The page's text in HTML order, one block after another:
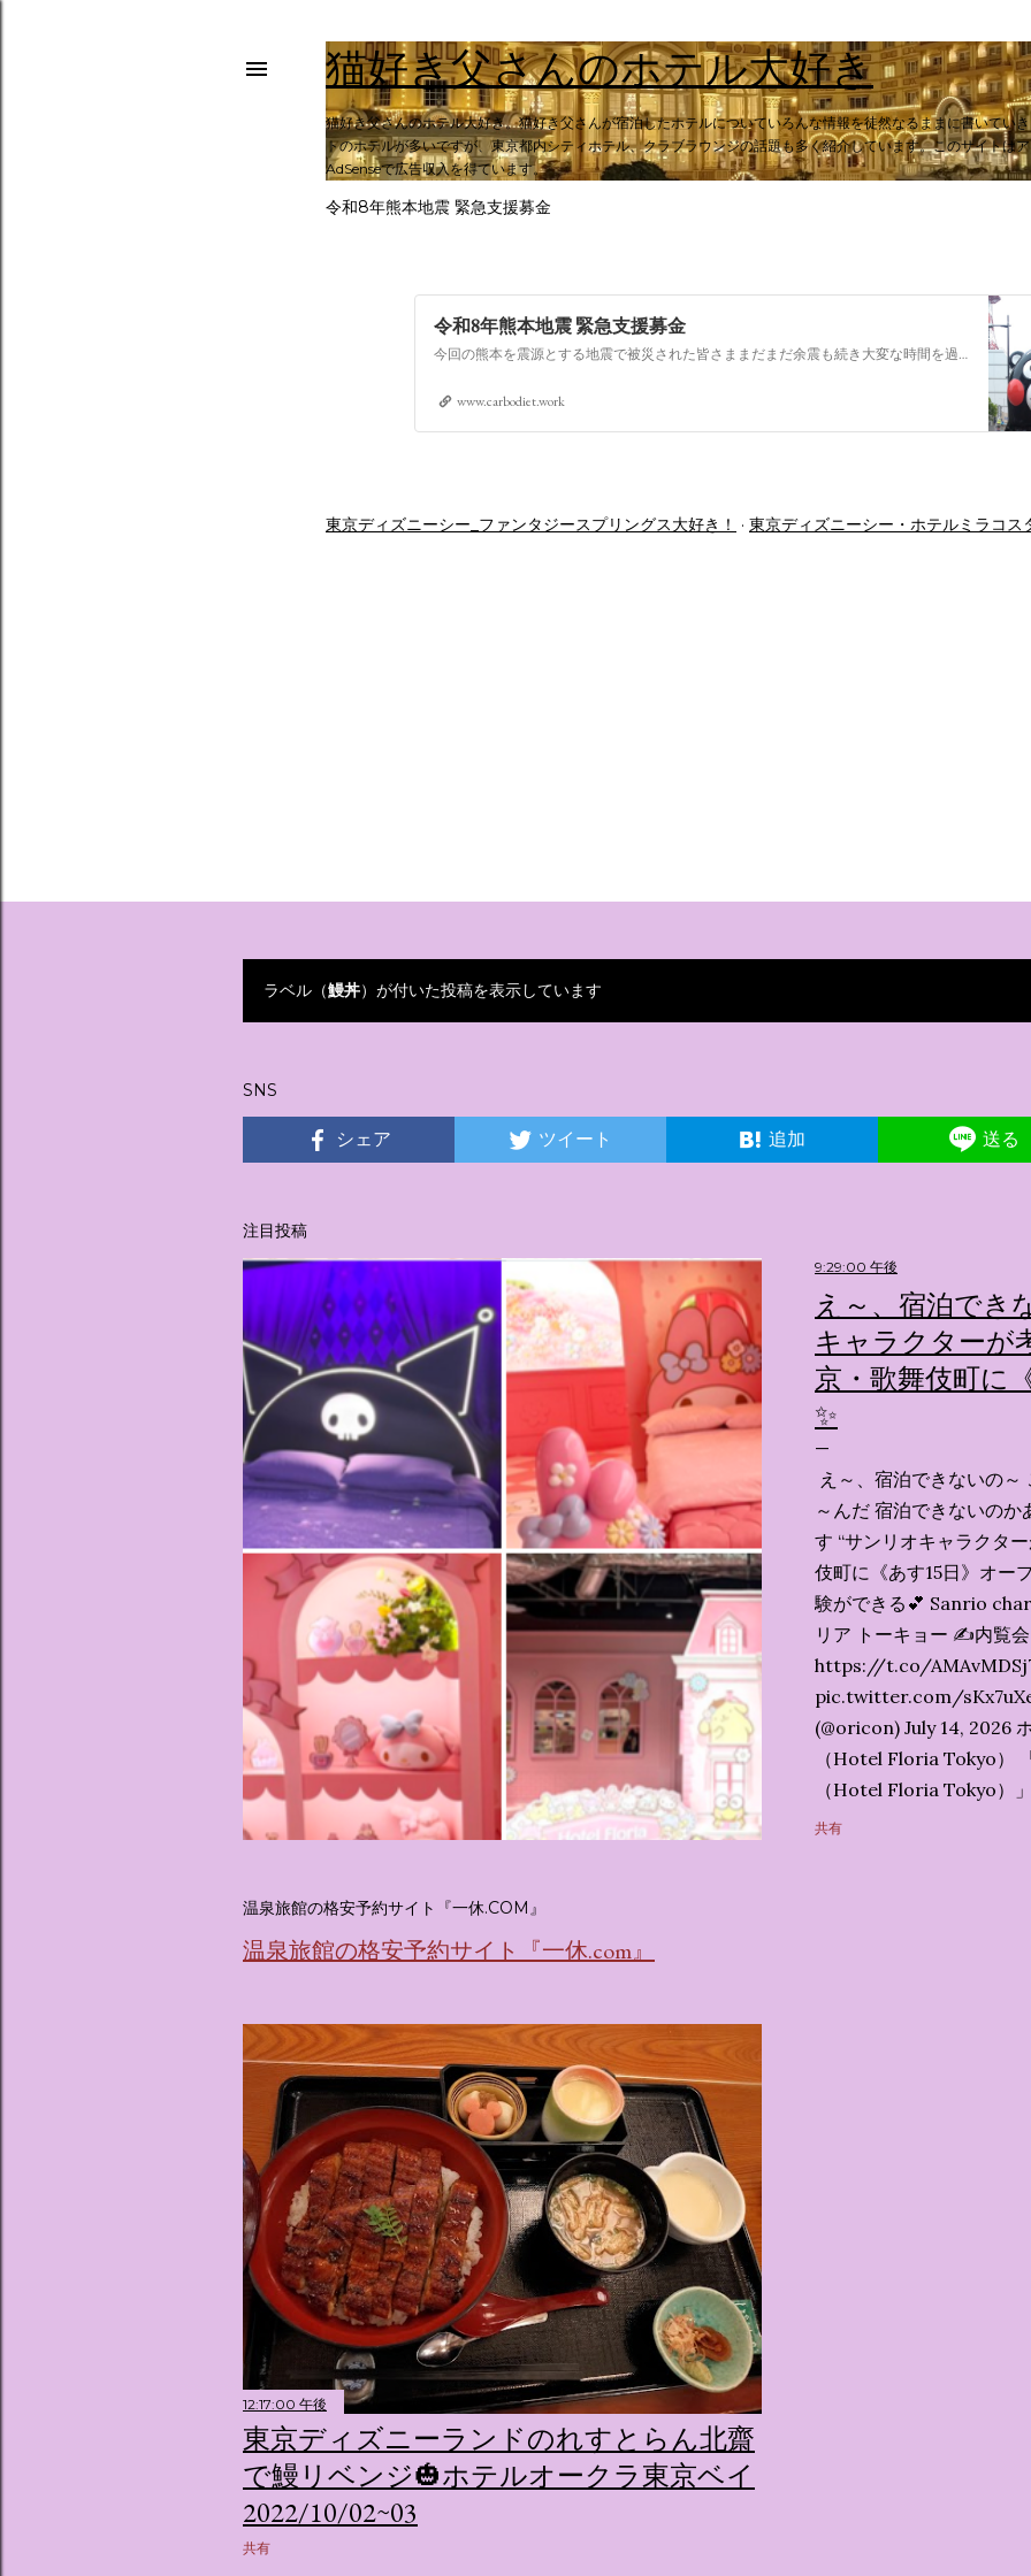
猫好き父さんのホテル大好き
猫好き父さんのホテル大好き。猫好き父さんが宿泊したホテルについていろんな情報を徒然なるままに書いてい
トのホテルが多いですが、東京都内シティホテル、クラブラウンジの話題も多く紹介しています。このサイトは
AdSenseで広告収入を得ています。
令和8年熊本地震 緊急支援募金
令和8年熊本地震 緊急支援募金
今回の熊本を震源とする地震で被災された皆さままだまだ余震も続き大変な時間を過ごされていると思います。心よりお見舞い申し上げます
www.carbodiet.work
東京ディズニーシー_ファンタジースプリングス大好き！ 東京ディズニーシー・ホテルミラコス
投ラベル（鰻丼）が付いた投稿を表示しています
SNS
シェア ツイート 追加 送る
注目投稿
9:29:00 午後
え～、宿泊でき
キャラクターが
京・歌舞伎町に
✨️
え～、宿泊できないの
～んだ 宿泊できないの
す “サンリオキャラクタ
伎町に《あす15日》オー
験ができる💕 Sanrio
リア トーキョー ✍️内覧
https://t.co/
pic.twitter.com/
(@oricon) July 14, 2026
（Hotel Floria Tokyo）
（Hotel Floria Tokyo）
ではなく、2026年7月15
共有
温泉旅館の格安予約サイト『一休.COM』
温泉旅館の格安予約サイト『一休.com』
12:17:00 午後
東京ディズニーランドのれすとらん北齋
で鰻リベンジ🎃ホテルオークラ東京ベイ
2022/10/02~03
共有